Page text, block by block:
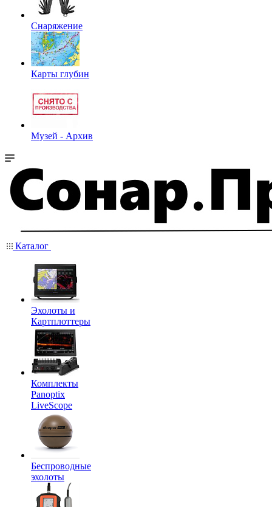
Снаряжение
Карты глубин
Музей - Архив
Каталог
Эхолоты и
Картплоттеры
Комплекты
Panoptix
LiveScope
Беспроводные
эхолоты